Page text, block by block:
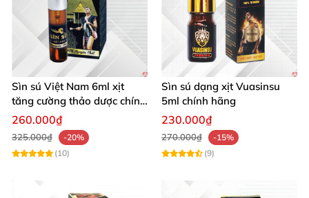
Sìn sú Việt Nam 6ml xịt
tăng cường thảo dược chính
hãng tiện lợi
260.000₫
325.000₫
-20%
(10)
Sìn sú dạng xịt Vuasinsu
5ml chính hãng
230.000₫
270.000₫
-15%
(9)